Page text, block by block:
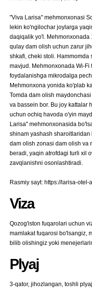
"Viva Larisa" mehmonxonasi
lekin ko'ngilochar joylarga
daqiqalik yo'l. Mehmonxonada
qulay dam olish uchun zarur
shkafi, cheki stoli. Hammomda
mavjud. Mehmonxonada Wi-
foydalanishga mikrodalga
Mehmonxona yonida ko'plab
Tomda dam olish
va bassein bor. Bu joy kattalar
uchun ochiq havoda o'yin
Larisa" mehmonxonasida
shinam yashash
dam olish zonasi dam olish va
beradi, yaqin atrofdagi turli xil
zavqlanishni osonlashtiradi.
Rasmiy sayt: https://larisa-otel-
Viza
Qozog'iston fuqarolari uchun
mamlakat fuqarosi bo'lsangiz,
bilib olishingiz yoki
Plyaj
3-qator, jihozlangan, toshli